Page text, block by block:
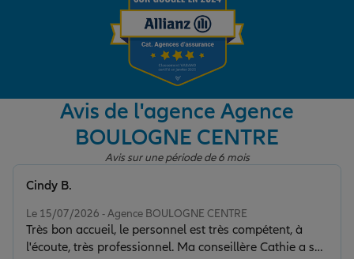
Garantie des accidents de la vie
Assurance scolaire
Protection juridique
Retraite
Avis de l'agence Agence
BOULOGNE CENTRE
Avis sur une période de 6 mois
Le 15/07/2026 - Agence BOULOGNE CENTRE
Très bon accueil, le personnel est très compétent, à
l'écoute, très professionnel. Ma conseillère Cathie a su
Cindy B.